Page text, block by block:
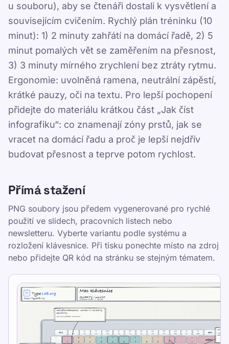
By TypeLab Editorial Team
Stáhněte si infografiku klávesnice v češtině a
propojte ji se zdrojovými stránkami pro
citace, výuku, blogy a sdílení se zpětným
odkazem.
Zdrojové stránky vysvětlují stejné téma
podrobněji (včetně příkladů a doporučených
kroků pro trénink). Použijte je pro citace,
vložení do článku nebo jako interní odkazy,
které propojí infografiku s praktickými
S TypeLabem přejdete od jistoty při prvních
všemi deseti díky strukturovaným lekcím,
opakovatelným testům a procvičování
formou her, které zapadne do školy,
domácích úkolů i kancelářské rutiny.
Pick one clear goal for today, go slowly
enough to stay accurate, and re-check under
the same settings.
Udělejte si test rychlosti psaní, projděte
bezplatné lekce a trénujte denně pro vyšší
u souboru), aby se čtenáři dostali k vysvětlení a
souvisejícím cvičením. Rychlý plán tréninku (10
minut): 1) 2 minuty zahřátí na domácí řadě, 2) 5
minut pomalých vět se zaměřením na přesnost,
3) 3 minuty mírného zrychlení bez ztráty rytmu.
Ergonomie: uvolněná ramena, neutrální zápěstí,
krátké pauzy, oči na textu. Pro lepší pochopení
přidejte do materiálu krátkou část „Jak číst
infografiku“: co znamenají zóny prstů, jak se
vracet na domácí řadu a proč je lepší nejdřív
budovat přesnost a teprve potom rychlost.
Přímá stažení
PNG soubory jsou předem vygenerované pro rychlé
použití ve slidech, pracovních listech nebo
newsletteru. Vyberte variantu podle systému a
rozložení klávesnice. Při tisku ponechte místo na zdroj
nebo přidejte QR kód na stránku se stejným tématem.